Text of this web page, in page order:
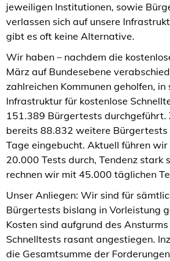
jeweiligen Institutionen, sowie
verlassen sich auf unsere
gibt es oft keine Alternative.
Wir haben – nachdem die
März auf Bundesebene
zahlreichen Kommunen geholfen, in
Infrastruktur für kostenlose
151.389 Bürgertests durchgeführt.
bereits 88.832 weitere Bürgertests
Tage eingebucht. Aktuell führen
20.000 Tests durch, Tendenz stark
rechnen wir mit 45.000 täglichen
Unser Anliegen: Wir sind für
Bürgertests bislang in Vorleistung
Kosten sind aufgrund des
Schnelltests rasant angestiegen.
die Gesamtsumme der